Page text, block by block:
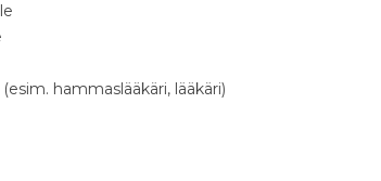
hammaslääkäri, lääkäri)